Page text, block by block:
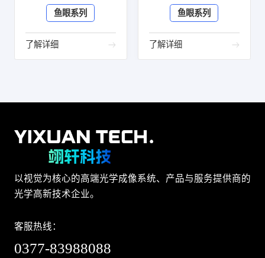
鱼眼系列
了解详细
鱼眼系列
了解详细
以视觉为核心的高端光学成像系统、产品与服务提供商的
光学高新技术企业。
客服热线：
0377-83988088